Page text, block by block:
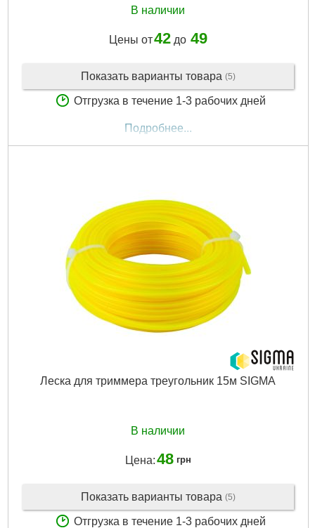
В наличии
Цены от42до 49
Показать варианты товара (5)
Отгрузка в течение 1-3 рабочих дней
Подробнее...
Леска для триммера треугольник 15м SIGMA
В наличии
Цена:48 грн
Показать варианты товара (5)
Отгрузка в течение 1-3 рабочих дней